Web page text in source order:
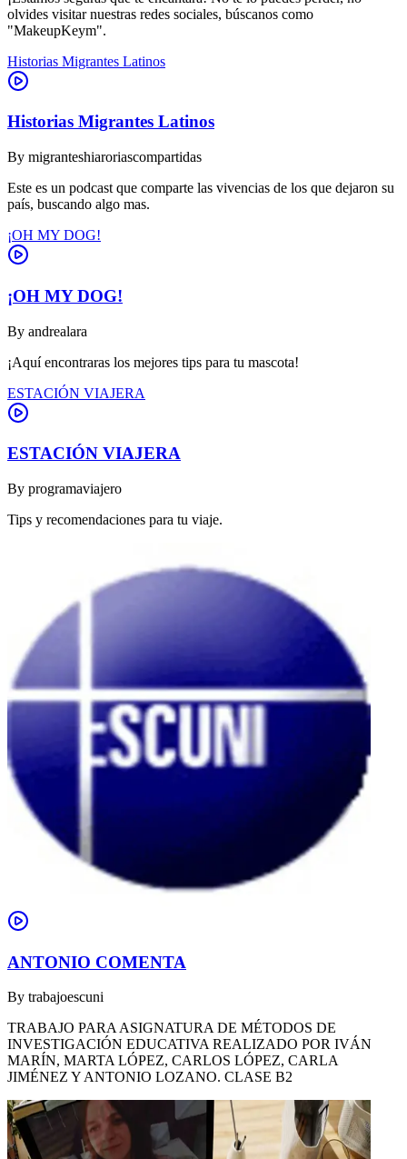
olvides visitar nuestras redes sociales, búscanos como
"MakeupKeym".
Historias Migrantes Latinos
Historias Migrantes Latinos
By migranteshiaroriascompartidas
Este es un podcast que comparte las vivencias de los que dejaron su
país, buscando algo mas.
¡OH MY DOG!
¡OH MY DOG!
By andrealara
¡Aquí encontraras los mejores tips para tu mascota!
ESTACIÓN VIAJERA
ESTACIÓN VIAJERA
By programaviajero
Tips y recomendaciones para tu viaje.
ANTONIO COMENTA
By trabajoescuni
TRABAJO PARA ASIGNATURA DE MÉTODOS DE
INVESTIGACIÓN EDUCATIVA REALIZADO POR IVÁN
MARÍN, MARTA LÓPEZ, CARLOS LÓPEZ, CARLA
JIMÉNEZ Y ANTONIO LOZANO. CLASE B2